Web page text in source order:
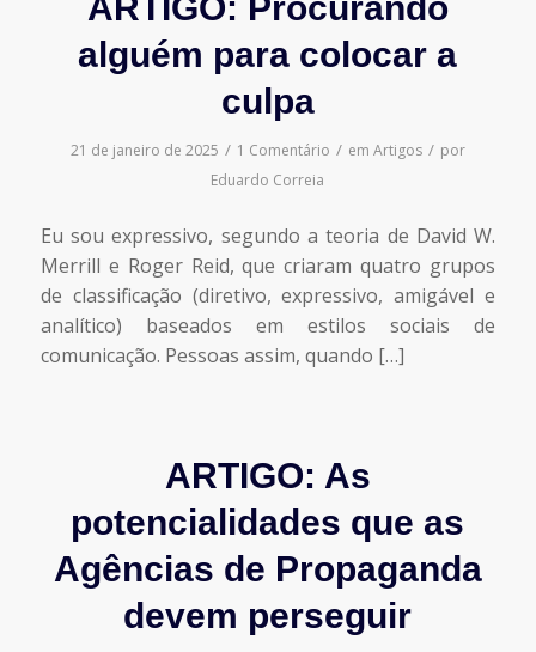
ARTIGO: Procurando
alguém para colocar a
culpa
21 de janeiro de 2025 / 1 Comentário / em Artigos / por
Eduardo Correia
Eu sou expressivo, segundo a teoria de David W.
Merrill e Roger Reid, que criaram quatro grupos
de classificação (diretivo, expressivo, amigável e
analítico) baseados em estilos sociais de
comunicação. Pessoas assim, quando […]
ARTIGO: As
potencialidades que as
Agências de Propaganda
devem perseguir